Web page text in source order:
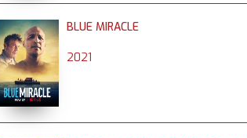
BLUE MIRACLE
2021